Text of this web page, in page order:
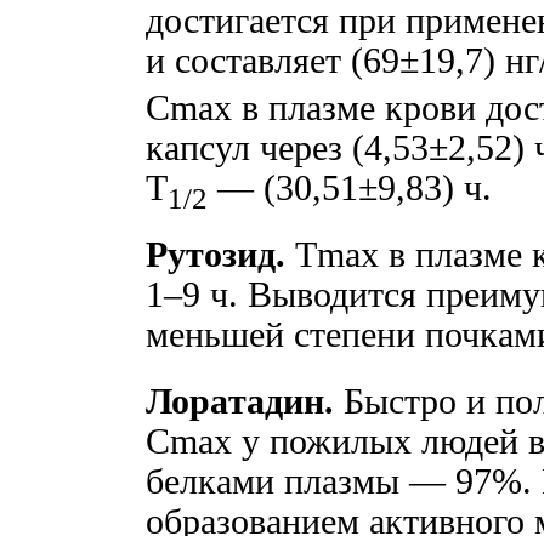
достигается при
и составляет (69±19,7)
Cmax в плазме крови
капсул через (4,53±2,52)
T1/2 — (30,51±9,83) ч.
Рутозид. Tmax в плазме
1–9 ч. Выводится
меньшей степени
Лоpaтадин. Быстро и
Cmax у пожилых людей
белками плазмы — 97%.
образованием активного